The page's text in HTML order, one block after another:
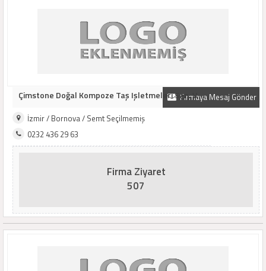
Firmaya Mesaj Gönder
Çimstone Doğal Kompoze Taş Işletmeleri San. V..
İzmir / Bornova / Semt Seçilmemiş
0232 436 29 63
Firma Ziyaret
507